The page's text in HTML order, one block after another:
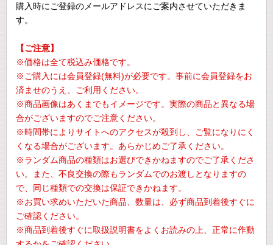
購入時にご登録のメールアドレスにご案内させていただきま
す。
【ご注意】
※価格は全て税込み価格です。
※ご購入には会員登録(無料)が必要です。事前に会員登録をお
済ませのうえ、ご利用ください。
※商品画像はあくまでもイメージです。実際の商品と異なる場
合がございますのでご注意ください。
※時間帯によりサイトへのアクセスが殺到し、ご覧になりにく
くなる場合がございます。あらかじめご了承ください。
※ランダム商品の種類はお選びできかねますのでご了承くださ
い。また、不良交換の際もランダムでのお渡しとなりますの
で、同じ種類での交換は保証できかねます。
※お買い求めいただいた商品、数量は、必ず商品到着後すぐに
ご確認ください。
※商品到着後すぐに取扱説明書をよくお読みの上、正常に作動